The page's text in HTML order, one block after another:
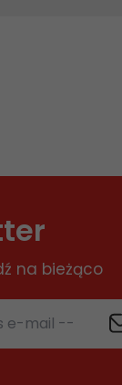
na bieżąco
e-mail --